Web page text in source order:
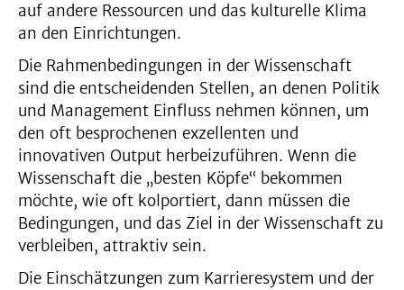
auf andere Ressourcen und das kulturelle Klima
an den Einrichtungen.
Die Rahmenbedingungen in der Wissenschaft
sind die entscheidenden Stellen, an denen Politik
und Management Einfluss nehmen können, um
den oft besprochenen exzellenten und
innovativen Output herbeizuführen. Wenn die
Wissenschaft die „besten Köpfe“ bekommen
möchte, wie oft kolportiert, dann müssen die
Bedingungen, und das Ziel in der Wissenschaft zu
verbleiben, attraktiv sein.
Die Einschätzungen zum Karrieresystem und der